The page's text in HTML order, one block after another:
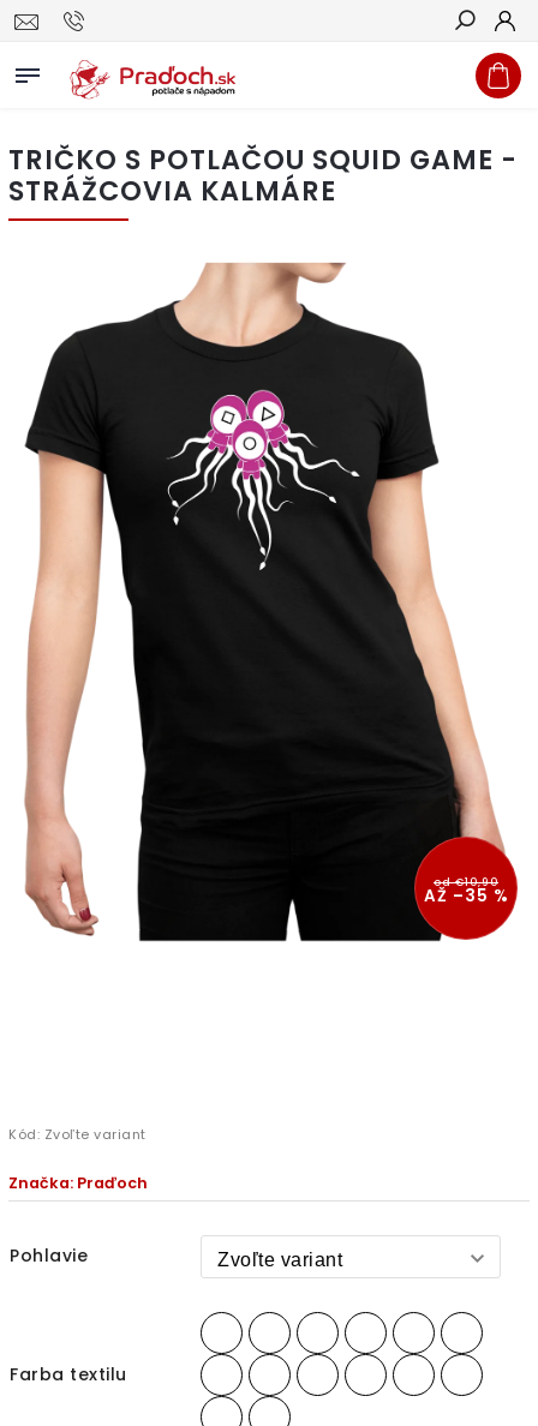
Hľadať
TRIČKO S POTLAČOU SQUID GAME -
STRÁŽCOVIA KALMÁRE
od €10,90
AŽ –35 %
Kód: Zvoľte variant
Značka: Praďoch
Pohlavie
Farba textilu